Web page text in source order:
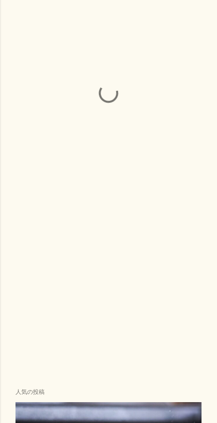
人気の投稿